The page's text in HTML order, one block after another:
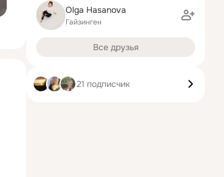
Olga Hasanova
Гайзинген
Все друзья
21 подписчик